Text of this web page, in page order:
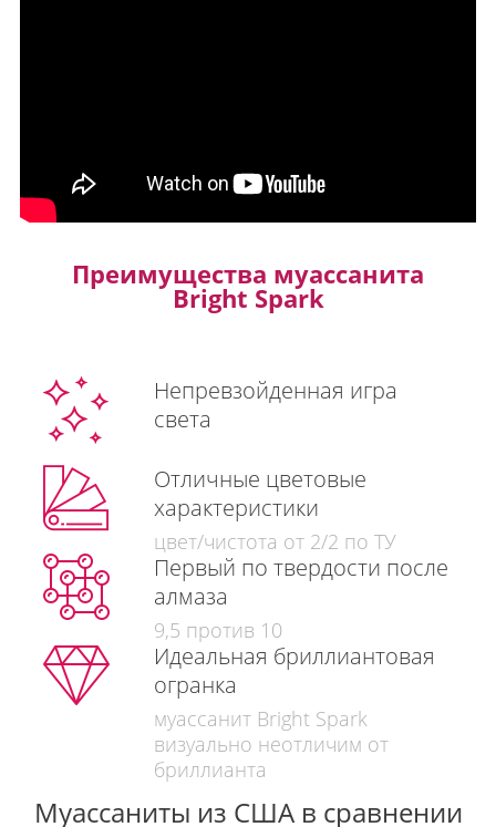
Преимущества муассанита
Bright Spark
Непревзойденная игра
света
Отличные цветовые
характеристики
цвет/чистота от 2/2 по ТУ
Первый по твердости после
алмаза
9,5 против 10
Идеальная бриллиантовая
огранка
муассанит Bright Spark
визуально неотличим от
бриллианта
Муассаниты из США в сравнении